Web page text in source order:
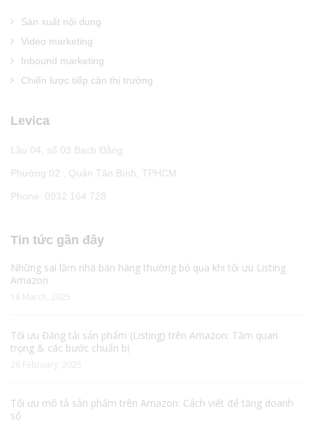
Sản xuất nội dung
Video marketing
Inbound marketing
Chiến lược tiếp cận thị trường
Levica
Lầu 04, số 03 Bạch Đằng
Phường 02 , Quận Tân Bình, TPHCM
Phone: 0932 164 728
Tin tức gần đây
Những sai lầm nhà bán hàng thường bỏ qua khi tối ưu Listing
Amazon
18 March, 2025
Tối ưu Đăng tải sản phẩm (Listing) trên Amazon: Tầm quan
trọng & các bước chuẩn bị
26 February, 2025
Tối ưu mô tả sản phẩm trên Amazon: Cách viết để tăng doanh
số